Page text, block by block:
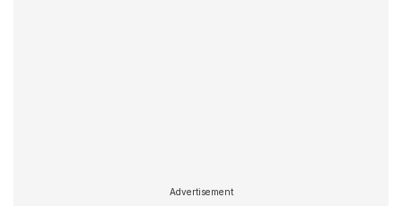
Advertisement